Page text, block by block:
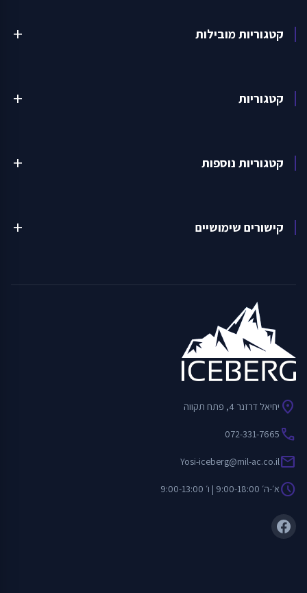
קטגוריות מובילות add
קטגוריות add
קטגוריות נוספות add
קישורים שימושיים add
location_on יחיאל דרזנר 4, פתח תקווה
call
072-331-7665
mail
Yosi-iceberg@mil-ac.co.il
scheduleא׳-ה׳ 9:00-18:00 | ו׳ 9:00-13:00